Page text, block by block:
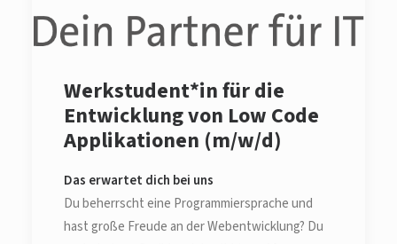
Werkstudent*in für die
Entwicklung von Low Code
Applikationen (m/w/d)
Das erwartet dich bei uns
Du beherrscht eine Programmiersprache und
hast große Freude an der Webentwicklung? Du